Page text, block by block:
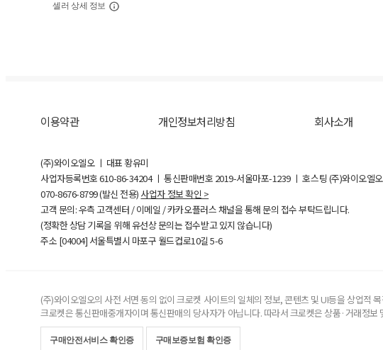
셀러 상세 정보
이용약관 개인정보처리방침 회사소개
(주)와이오엘오 ㅣ 대표 황유미
사업자등록번호610-86-34204ㅣ 통신판매번호 2019-서울마포-1239 ㅣ 호스팅 (주)와이오엘오
070-8676-8799 (발신 전용) 사업자 정보 확인 >
고객 문의: 우측 고객센터 / 이메일 / 카카오플러스 채널을 통해 문의 접수 부탁드립니다.
(정확한 상담 기록을 위해 유선상 문의는 접수받고 있지 않습니다)
주소 [04004] 서울특별시 마포구 월드컵로10길5-6
(주)와이오엘오의 사전 서면 동의 없이 크로켓 사이트의 일체의 정보, 콘텐츠 및 UI등을 상업적
크로켓은 통신판매중개자이며 통신판매의 당사자가 아닙니다. 따라서 크로켓은 상품·거래정보
구매안전서비스 확인증 구매보증보험 확인증